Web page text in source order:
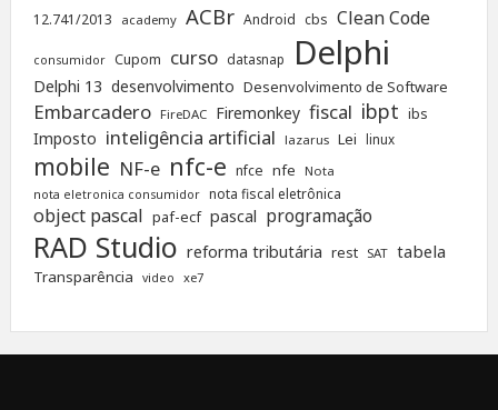
12.741/2013 academy ACBr Android cbs Clean Code
consumidor Cupom curso datasnap Delphi
Delphi 13 desenvolvimento Desenvolvimento de Software
Embarcadero FireDAC Firemonkey fiscal ibpt ibs
Imposto inteligência artificial lazarus Lei linux
mobile NF-e nfc-e nfce nfe Nota
nota eletronica consumidor nota fiscal eletrônica
object pascal paf-ecf pascal programação
RAD Studio reforma tributária rest SAT tabela
Transparência video xe7